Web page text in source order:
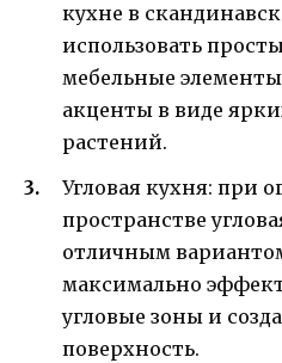
кухне в
использовать
мебельные
акценты в виде
растений.
Угловая кухня: при
пространстве
отличным
максимально
угловые зоны и
поверхность.